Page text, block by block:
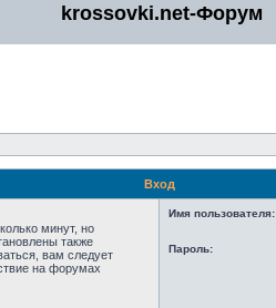
krossovki.net-Форум
Вход
минут, но
также
вам следует
на форумах
Имя пользователя:
Пароль: